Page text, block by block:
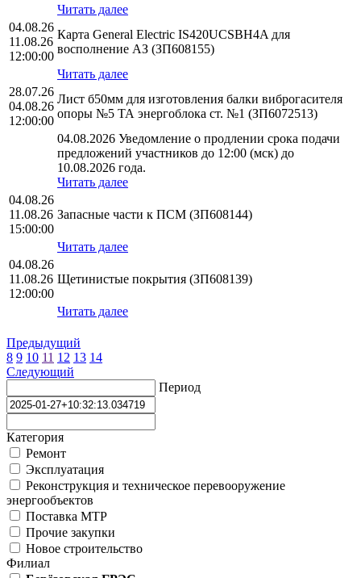
Читать далее
04.08.26
11.08.26
12:00:00
Карта General Electric IS420UCSBH4A для
восполнение АЗ (ЗП608155)
Читать далее
28.07.26
04.08.26
12:00:00
Лист б50мм для изготовления балки виброгасителя
опоры №5 ТА энергоблока ст. №1 (ЗП6072513)
04.08.2026 Уведомление о продлении срока подачи
предложений участников до 12:00 (мск) до
10.08.2026 года.
Читать далее
04.08.26
11.08.26
15:00:00
Запасные части к ПСМ (ЗП608144)
Читать далее
04.08.26
11.08.26
12:00:00
Щетинистые покрытия (ЗП608139)
Читать далее
Предыдущий
8 9 10 11 12 13 14
Следующий
Период
Категория
Ремонт
Эксплуатация
Реконструкция и техническое перевооружение
энергообъектов
Поставка МТР
Прочие закупки
Новое строительство
Филиал